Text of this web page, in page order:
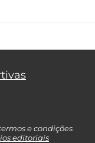
e condições
editoriais